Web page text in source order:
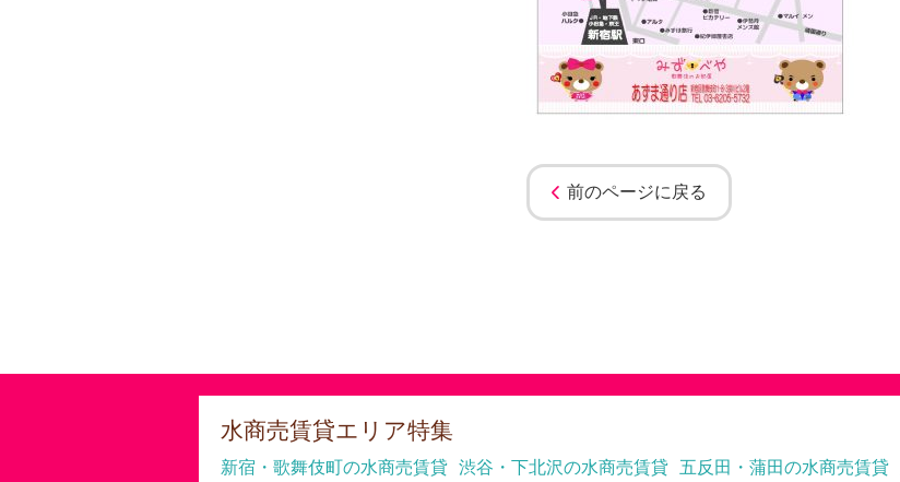
前のページに戻る
水商売賃貸エリア特集
新宿・歌舞伎町の水商売賃貸 渋谷・下北沢の水商売賃貸 五反田・蒲田の水商売賃貸